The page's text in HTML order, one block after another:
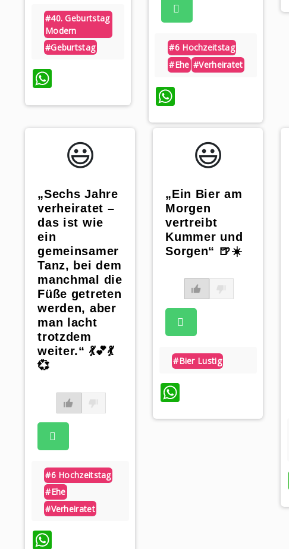
#40. Geburtstag
Modern
#geburtstag
WhatsApp
#6 Hochzeitstag
#ehe #verheiratet
😃️
„Sechs Jahre
verheiratet –
das ist wie
ein
gemeinsamer
Tanz, bei dem
manchmal die
Füße getreten
werden, aber
man lacht
trotzdem
weiter.“ 💃💕💃
💞
#6 Hochzeitstag
#ehe
#verheiratet
WhatsApp
😃️
„Ein Bier am
Morgen
vertreibt
Kummer und
Sorgen“ 🍺☀️
#bier Lustig
WhatsApp